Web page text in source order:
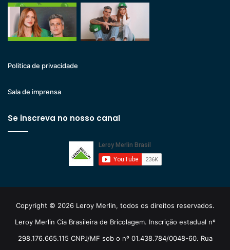
Politica de privacidade
Sala de imprensa
Se inscreva no nosso canal
Copyright © 2026 Leroy Merlin, todos os direitos reservados.
Leroy Merlin Cia Brasileira de Bricolagem. Inscrição estadual nº
298.176.665.115 CNPJ/MF sob o nº 01.438.784/0048-60. Rua